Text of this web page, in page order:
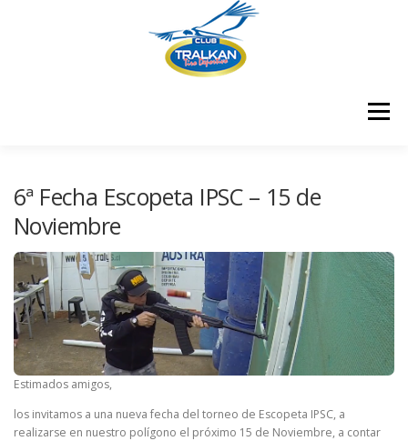
Menú
RESULTADOS COMPETENCIAS CONTÁCTENOS
CERTIFICADOS
6ª Fecha Escopeta IPSC – 15 de
Noviembre
Estimados amigos,
los invitamos a una nueva fecha del torneo de Escopeta IPSC, a
realizarse en nuestro polígono el próximo 15 de Noviembre, a contar